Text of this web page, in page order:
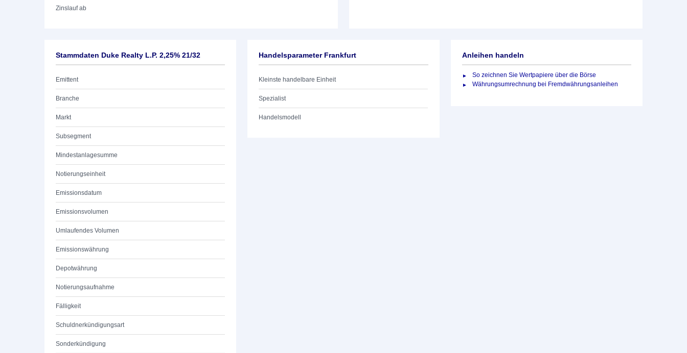
Zinslauf ab
Stammdaten Duke Realty L.P. 2,25% 21/32
Emittent
Branche
Markt
Subsegment
Mindestanlagesumme
Notierungseinheit
Emissionsdatum
Emissionsvolumen
Umlaufendes Volumen
Emissionswährung
Depotwährung
Notierungsaufnahme
Fälligkeit
Schuldnerkündigungsart
Sonderkündigung
Handelsparameter Frankfurt
Kleinste handelbare Einheit
Spezialist
Handelsmodell
Anleihen handeln
So zeichnen Sie Wertpapiere über die Börse
Währungsumrechnung bei Fremdwährungsanleihen